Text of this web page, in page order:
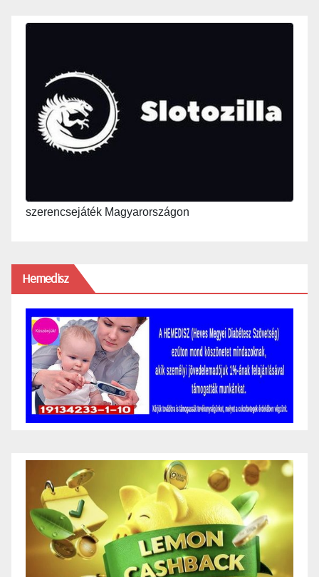
szerencsejáték Magyarországon
Hemedisz